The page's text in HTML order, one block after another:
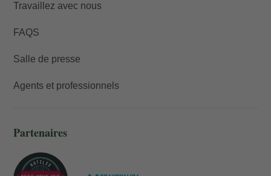
Travaillez avec nous
FAQS
Salle de presse
Agents et professionnels
Partenaires